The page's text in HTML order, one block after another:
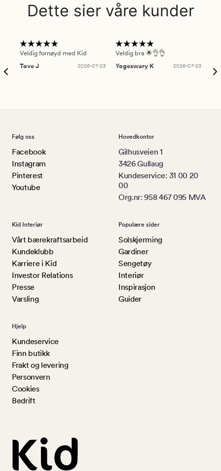
Dette sier våre kunder
Veldig fornøyd med Kid
Tove J
2026-07-23
Veldig bra 🌟👌👌
Yogeswary K
2026-07-23
Følg oss
Facebook
Instagram
Pinterest
Youtube
Hovedkontor
Gilhusveien 1
3426 Gullaug
Kundeservice: 31 00 20
00
Org.nr: 958 467 095 MVA
Kid Interiør
Vårt bærekraftsarbeid
Kundeklubb
Karriere i Kid
Investor Relations
Presse
Varsling
Populære sider
Solskjerming
Gardiner
Sengetøy
Interiør
Inspirasjon
Guider
Hjelp
Kundeservice
Finn butikk
Frakt og levering
Personvern
Cookies
Bedrift